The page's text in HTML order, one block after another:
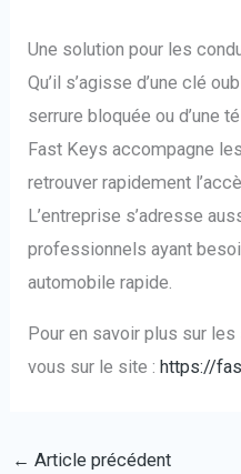
Une solution pour les
Qu’il s’agisse d’une clé
serrure bloquée ou d’une
Fast Keys accompagne
retrouver rapidement
L’entreprise s’adresse
professionnels ayant
automobile rapide.
Pour en savoir plus sur
vous sur le site :https://
← Article précédent